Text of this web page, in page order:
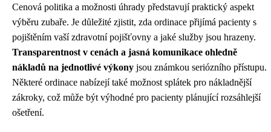
Cenová politika a možnosti úhrady představují praktický aspekt
výběru zubaře. Je důležité zjistit, zda ordinace přijímá pacienty s
pojištěním vaší zdravotní pojišťovny a jaké služby jsou hrazeny.
Transparentnost v cenách a jasná komunikace ohledně
nákladů na jednotlivé výkony jsou známkou seriózního přístupu.
Některé ordinace nabízejí také možnost splátek pro nákladnější
zákroky, což může být výhodné pro pacienty plánující rozsáhlejší
ošetření.